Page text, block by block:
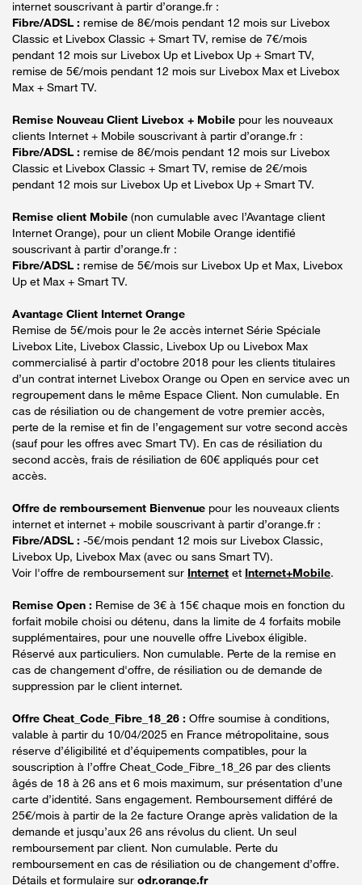
internet souscrivant à partir d’orange.fr :
Fibre/ADSL : remise de 8€/mois pendant 12 mois sur Livebox
Classic et Livebox Classic + Smart TV, remise de 7€/mois
pendant 12 mois sur Livebox Up et Livebox Up + Smart TV,
remise de 5€/mois pendant 12 mois sur Livebox Max et Livebox
Max + Smart TV.
Remise Nouveau Client Livebox + Mobile pour les nouveaux
clients Internet + Mobile souscrivant à partir d’orange.fr :
Fibre/ADSL : remise de 8€/mois pendant 12 mois sur Livebox
Classic et Livebox Classic + Smart TV, remise de 2€/mois
pendant 12 mois sur Livebox Up et Livebox Up + Smart TV.
Remise client Mobile (non cumulable avec l’Avantage client
Internet Orange), pour un client Mobile Orange identifié
souscrivant à partir d’orange.fr :
Fibre/ADSL : remise de 5€/mois sur Livebox Up et Max, Livebox
Up et Max + Smart TV.
Avantage Client Internet Orange
Remise de 5€/mois pour le 2e accès internet Série Spéciale
Livebox Lite, Livebox Classic, Livebox Up ou Livebox Max
commercialisé à partir d’octobre 2018 pour les clients titulaires
d’un contrat internet Livebox Orange ou Open en service avec un
regroupement dans le même Espace Client. Non cumulable. En
cas de résiliation ou de changement de votre premier accès,
perte de la remise et fin de l’engagement sur votre second accès
(sauf pour les offres avec Smart TV). En cas de résiliation du
second accès, frais de résiliation de 60€ appliqués pour cet
accès.
Offre de remboursement Bienvenue pour les nouveaux clients
internet et internet + mobile souscrivant à partir d’orange.fr :
Fibre/ADSL : -5€/mois pendant 12 mois sur Livebox Classic,
Livebox Up, Livebox Max (avec ou sans Smart TV).
Voir l'offre de remboursement sur Internet et Internet+Mobile.
Remise Open : Remise de 3€ à 15€ chaque mois en fonction du
forfait mobile choisi ou détenu, dans la limite de 4 forfaits mobile
supplémentaires, pour une nouvelle offre Livebox éligible.
Réservé aux particuliers. Non cumulable. Perte de la remise en
cas de changement d'offre, de résiliation ou de demande de
suppression par le client internet.
Offre Cheat_Code_Fibre_18_26 : Offre soumise à conditions,
valable à partir du 10/04/2025 en France métropolitaine, sous
réserve d’éligibilité et d’équipements compatibles, pour la
souscription à l’offre Cheat_Code_Fibre_18_26 par des clients
âgés de 18 à 26 ans et 6 mois maximum, sur présentation d’une
carte d’identité. Sans engagement. Remboursement différé de
25€/mois à partir de la 2e facture Orange après validation de la
demande et jusqu’aux 26 ans révolus du client. Un seul
remboursement par client. Non cumulable. Perte du
remboursement en cas de résiliation ou de changement d’offre.
Détails et formulaire sur odr.orange.fr